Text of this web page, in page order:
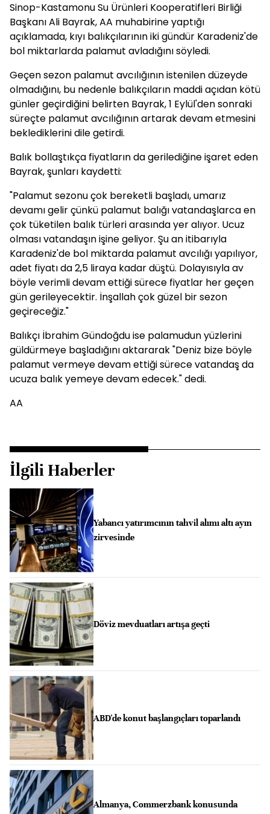
Sinop-Kastamonu Su Ürünleri Kooperatifleri Birliği
Başkanı Ali Bayrak, AA muhabirine yaptığı
açıklamada, kıyı balıkçılarının iki gündür Karadeniz'de
bol miktarlarda palamut avladığını söyledi.
Geçen sezon palamut avcılığının istenilen düzeyde
olmadığını, bu nedenle balıkçıların maddi açıdan kötü
günler geçirdiğini belirten Bayrak, 1 Eylül'den sonraki
süreçte palamut avcılığının artarak devam etmesini
beklediklerini dile getirdi.
Balık bollaştıkça fiyatların da gerilediğine işaret eden
Bayrak, şunları kaydetti:
"Palamut sezonu çok bereketli başladı, umarız
devamı gelir çünkü palamut balığı vatandaşlarca en
çok tüketilen balık türleri arasında yer alıyor. Ucuz
olması vatandaşın işine geliyor. Şu an itibarıyla
Karadeniz'de bol miktarda palamut avcılığı yapılıyor,
adet fiyatı da 2,5 liraya kadar düştü. Dolayısıyla av
böyle verimli devam ettiği sürece fiyatlar her geçen
gün gerileyecektir. İnşallah çok güzel bir sezon
geçireceğiz."
Balıkçı İbrahim Gündoğdu ise palamudun yüzlerini
güldürmeye başladığını aktararak "Deniz bize böyle
palamut vermeye devam ettiği sürece vatandaş da
ucuza balık yemeye devam edecek." dedi.
AA
İlgili Haberler
Yabancı yatırımcının tahvil alımı altı ayın
zirvesinde
Döviz mevduatları artışa geçti
ABD'de konut başlangıçları toparlandı
Almanya, Commerzbank konusunda